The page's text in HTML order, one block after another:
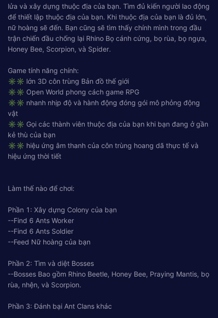
lửa và xây dựng thuộc địa của bạn. Tìm đủ kiến ​​người lao động
để thiết lập thuộc địa của bạn. Khi thuộc địa của bạn là đủ lớn,
nữ hoàng sẽ đến. Bạn cũng sẽ tìm thấy chính mình trong đầu
trận chiến đầu chống lại Rhino Bọ cánh cứng, bọ rùa, bọ ngựa,
Honey Bee, Scorpion, và Spider.
Game tính năng chính:
✳✳ lớn 3D côn trùng Bản đồ thế giới
✳✳ Open World phong cách game RPG
✳✳ nhanh nhịp độ và hành động đóng gói mô phỏng động
vật
✳✳ Gọi các thành viên thuộc địa của bạn khi bạn đang ở gần
kẻ thù của bạn
✳✳ hiệu ứng âm thanh của côn trùng hoang dã thực tế và
hiệu ứng thời tiết
Làm thế nào để chơi:
Phần 1: Xây dựng Colony của bạn
--Find 6 Ants Worker
--Find 6 Ants Soldier
--Feed Nữ hoàng của bạn
Phần 2: Tìm và diệt Bosses
--Bosses Bao gồm Rhino Beetle, Honey Bee, Praying Mantis, bọ
rùa, nhện, và Scorpion.
Phần 3: Đánh bại Ant Clans khác